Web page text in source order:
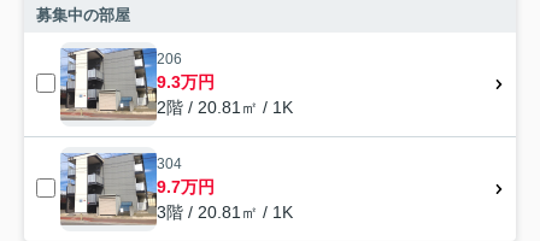
募集中の部屋
206
9.3万円
2階 / 20.81㎡ / 1K
304
9.7万円
3階 / 20.81㎡ / 1K